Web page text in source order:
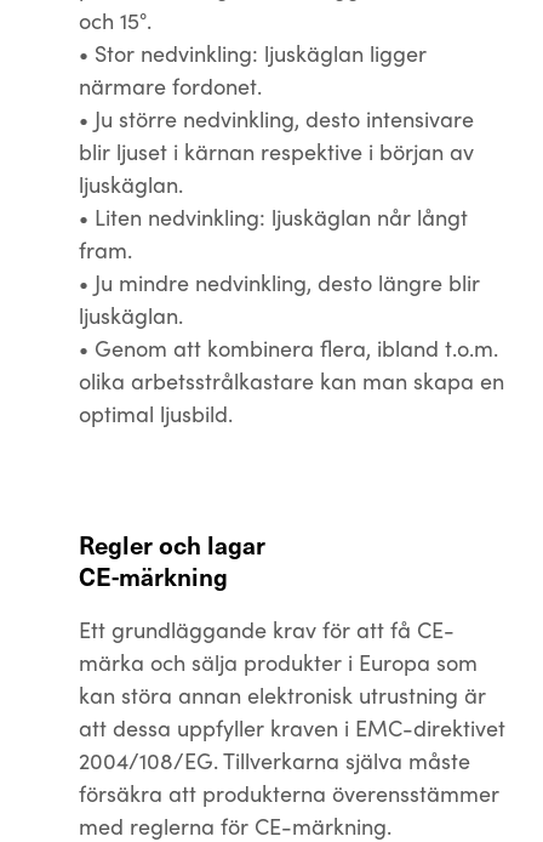
och 15°.
• Stor nedvinkling: ljuskäglan ligger
närmare fordonet.
• Ju större nedvinkling, desto intensivare
blir ljuset i kärnan respektive i början av
ljuskäglan.
• Liten nedvinkling: ljuskäglan når långt
fram.
• Ju mindre nedvinkling, desto längre blir
ljuskäglan.
• Genom att kombinera flera, ibland t.o.m.
olika arbetsstrålkastare kan man skapa en
optimal ljusbild.
Regler och lagar
CE-märkning
Ett grundläggande krav för att få CE-
märka och sälja produkter i Europa som
kan störa annan elektronisk utrustning är
att dessa uppfyller kraven i EMC-direktivet
2004/108/EG. Tillverkarna själva måste
försäkra att produkterna överensstämmer
med reglerna för CE-märkning.